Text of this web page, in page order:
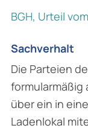
BGH, Urteil
Sachverhalt
Die Parteien
formularmäßig
über ein in
Ladenlokal